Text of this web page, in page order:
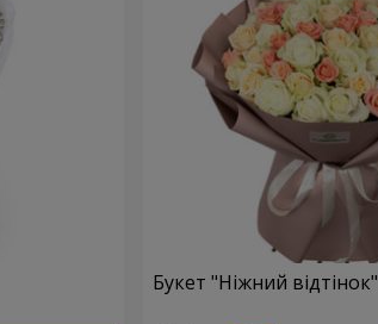
Букет "Ніжний відтінок"